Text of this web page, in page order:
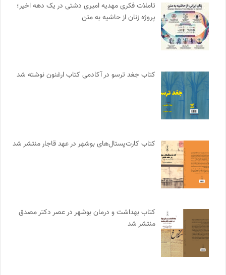
تاملات فکری مهدیه امیری دشتی در یک دهه اخیر؛
پروژه زنان از حاشیه به متن
کتاب جغد ترسو در آکادمی کتاب ارغنون نوشته شد
کتاب کارت‌پستال‌های بوشهر در عهد قاجار منتشر شد
کتاب بهداشت و درمان بوشهر در عصر دکتر مصدق
منتشر شد